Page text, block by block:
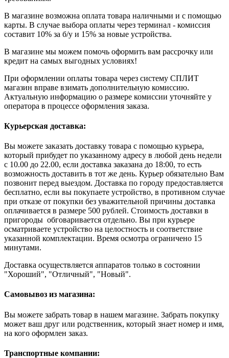
В магазине возможна оплата товара наличными и с помощью
карты. В случае выбора оплаты через терминал - комиссия
составит 10% за б/у и 15% за новые устройства.
В магазине мы можем помочь оформить вам рассрочку или
кредит на самых выгодных условиях!
При оформлении оплаты товара через систему СПЛИТ
магазин вправе взимать дополнительную комиссию.
Актуальную информацию о размере комиссии уточняйте у
оператора в процессе оформления заказа.
Курьерская доставка:
Вы можете заказать доставку товара с помощью курьера,
который прибудет по указанному адресу в любой день недели
с 10.00 до 22.00, если доставка заказана до 18:00, то есть
возможность доставить в тот же день. Курьер обязательно Вам
позвонит перед выездом. Доставка по городу предоставляется
бесплатно, если вы покупаете устройство, в противном случае
при отказе от покупки без уважительной причины доставка
оплачивается в размере 500 рублей. Стоимость доставки в
пригороды обговаривается отдельно. Вы при курьере
осматриваете устройство на целостность и соответствие
указанной комплектации. Время осмотра ограничено 15
минутами.
Доставка осуществляется аппаратов только в состоянии
"Хороший", "Отличный", "Новый".
Самовывоз из магазина:
Вы можете забрать товар в нашем магазине. Забрать покупку
может ваш друг или родственник, который знает номер и имя,
на кого оформлен заказ.
Транспортные компании: